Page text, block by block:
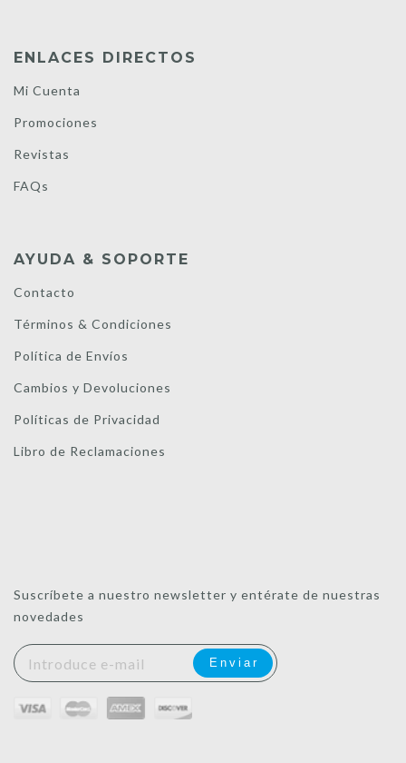
ENLACES DIRECTOS
Mi Cuenta
Promociones
Revistas
FAQs
AYUDA & SOPORTE
Contacto
Términos & Condiciones
Política de Envíos
Cambios y Devoluciones
Políticas de Privacidad
Libro de Reclamaciones
Suscríbete a nuestro newsletter y entérate de nuestras
novedades